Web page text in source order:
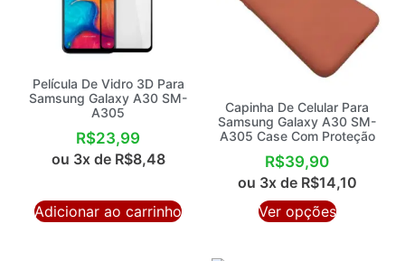
Película De Vidro 3D Para
Samsung Galaxy A30 SM-
A305
R$23,99
ou 3x de R$8,48
Adicionar ao carrinho
Capinha De Celular Para
Samsung Galaxy A30 SM-
A305 Case Com Proteção
R$39,90
ou 3x de R$14,10
Ver opções